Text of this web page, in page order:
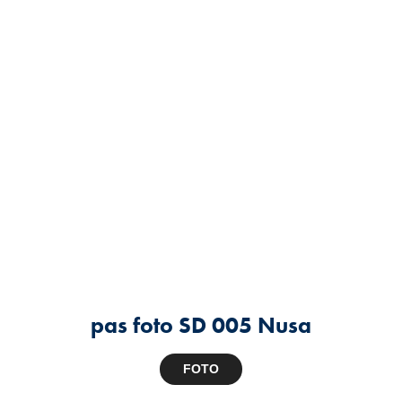
pas foto SD 005 Nusa
FOTO